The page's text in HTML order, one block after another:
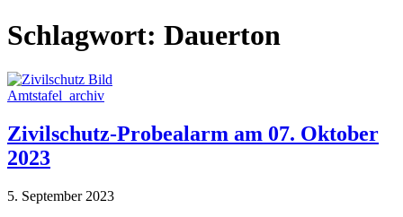
Schlagwort: Dauerton
Amtstafel_archiv
Zivilschutz-Probealarm am 07. Oktober
2023
5. September 2023